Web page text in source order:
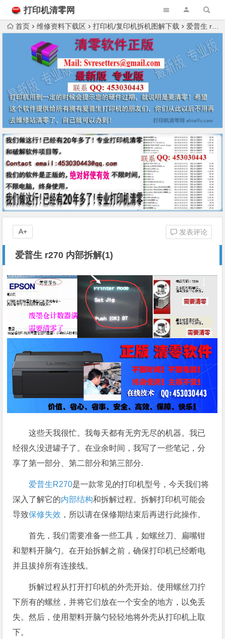
打印机清零网
首页 维修资料下载区 打印机/复印机拆机图解下载 爱普生 r270 内部拆解(1)
爱普生 r270 内部拆解(1)
发表评论
A+
这些天我很忙。我每天都有无穷无尽的机器。我已
经很久没进罐子了。在业余时间，我写了一些笔记，分
享了第一部分、第二部分和第三部分.
爱普生R270是一款常见的打印机型号，今天我们将
深入了解它的内部结构和拆解过程。拆解打印机可能会
导致保修失效 ，所以请在保修期结束后再进行此操作。
首先，我们需要准备一些工具，如螺丝刀、扁嘴钳
和塑料开脑勺。在开始拆解之前，确保打印机已经断电
并且拔掉所有连接线。
拆解过程从打开打印机的外壳开始。使用螺丝刀拧
下所有的螺丝，并将它们放在一个安全的地方，以免丢
失。然后，使用塑料开脑勺轻轻地将外壳从打印机上取
下。